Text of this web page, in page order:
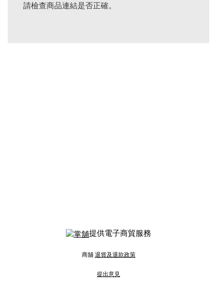
請檢查商品連結是否正確。
提供電子商貿服務
商舖 退貨及退款政策
提出意見